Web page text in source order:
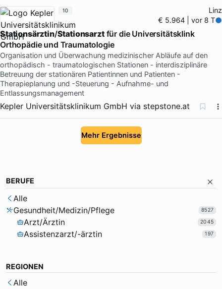
Linz
€ 5.964 | vor 8 T
Stationsärztin/Stationsarztfür die Universitätsklink
Orthopädie und Traumatologie
Organisation und Überwachung medizinischer Abläufe auf den
orthopädisch - traumatologischen Stationen - interdisziplinäre
Betreuung der stationären Patientinnen und Patienten -
Therapieplanung und -Steuerung - Aufnahme- und
Entlassungsmanagement
Kepler Universitätsklinikum GmbH via stepstone.at
10
Mehr Ergebnisse
BERUFE
Alle
Gesundheit/Medizin/Pflege
8527
Arzt/Ärztin 2045
Assistenzarzt/-ärztin 197
REGIONEN
Alle